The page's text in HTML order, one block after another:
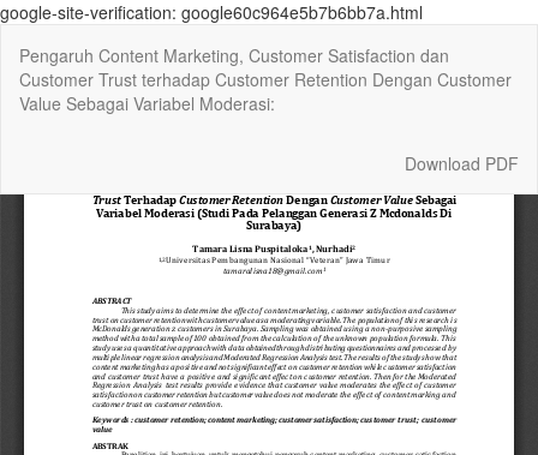
google-site-verification: google60c964e5b7b6bb7a.html
Article
Details
Pengaruh Content Marketing, Customer Satisfaction dan
Customer Trust terhadap Customer Retention Dengan Customer
Value Sebagai Variabel Moderasi:
Download
Download PDF